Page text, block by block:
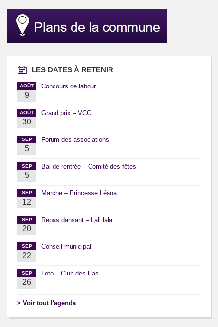
LES DATES À RETENIR
AOÛT
9
Concours de labour
AOÛT
30
Grand prix – VCC
SEP
5
Forum des associations
SEP
5
Bal de rentrée – Comité des fêtes
SEP
12
Marche – Princesse Léana
SEP
20
Repas dansant – Lali lala
SEP
22
Conseil municipal
SEP
26
Loto – Club des lilas
> Voir tout l'agenda